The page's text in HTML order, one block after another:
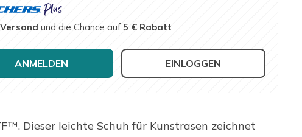
und die Chance auf5 € Rabatt
ANMELDEN EINLOGGEN
Dieser leichte Schuh für Kunstrasen zeichnet